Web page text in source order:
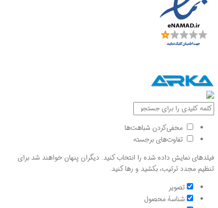
مخفی‌کردن شباهت‌ها
تفاوت‌های برجسته
فیلدهای نمایش داده شده را انتخاب کنید. دیگران پنهان خواهند شد برای
تنظیم مجدد ترتیب، بکشید و رها کنید.
تصویر
شناسۀ محصول